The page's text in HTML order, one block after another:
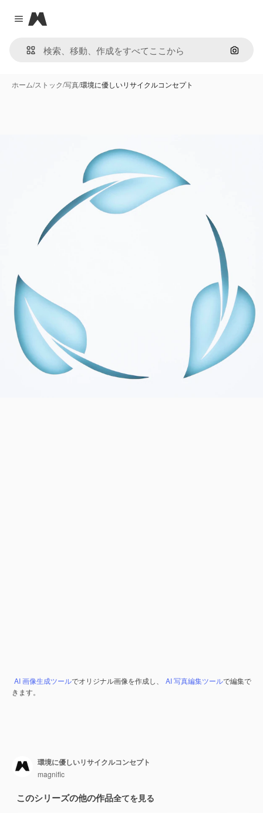
Close menu
Magnific
画像で
ホーム/ストック/写真/環境に優しいリサイクルコンセプト
AI 画像生成ツールでオリジナル画像を作成し、 AI 写真編集ツールで編集で
きます。
環境に優しいリサイクルコンセプト
magnific
このシリーズの他の作品全てを見る